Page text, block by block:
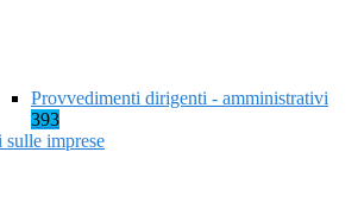
Provvedimenti dirigenti - amministrativi
393
imprese